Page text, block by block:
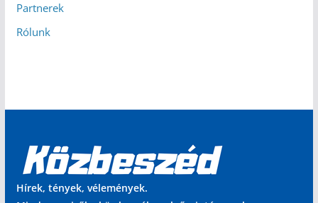
Partnerek
Rólunk
Hírek, tények, vélemények.